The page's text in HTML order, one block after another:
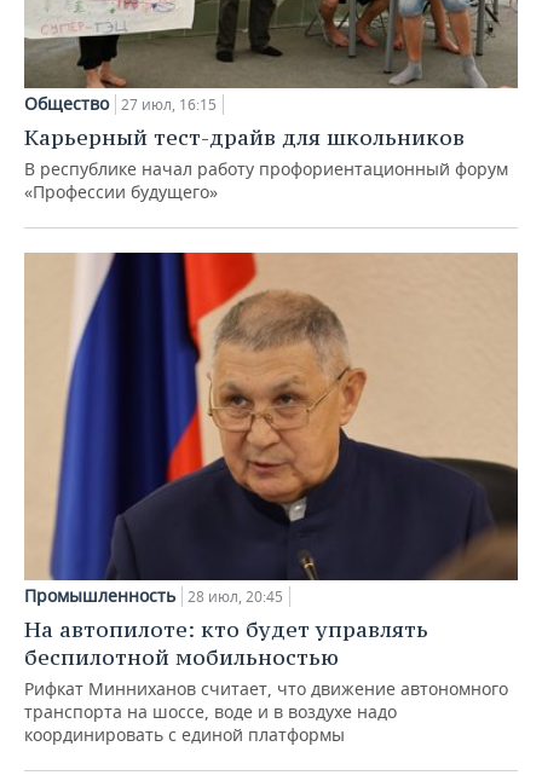
Общество 27 июл, 16:15
Карьерный тест-драйв для школьников
В республике начал работу профориентационный форум
«Профессии будущего»
Промышленность 28 июл, 20:45
На автопилоте: кто будет управлять
беспилотной мобильностью
Рифкат Минниханов считает, что движение автономного
транспорта на шоссе, воде и в воздухе надо
координировать с единой платформы